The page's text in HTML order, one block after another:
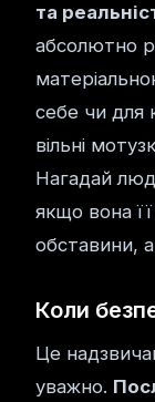
та
абсолютно
себе чи для
вільні
Нагадай
якщо вона
обставини,
Коли
Це
уважно.